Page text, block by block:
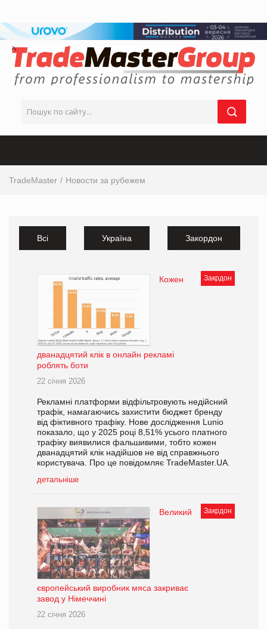
TradeMaster Новости за рубежем
Всі Україна Закордон
Закрдон
Кожен
дванадцятий клік в онлайн рекламі
роблять боти
22 січня 2026
Рекламні платформи відфільтровують недійсний
трафік, намагаючись захистити бюджет бренду
від фіктивного трафіку. Нове дослідження Lunio
показало, що у 2025 році 8,51% усього платного
трафіку виявилися фальшивими, тобто кожен
дванадцятий клік надійшов не від справжнього
користувача. Про це повідомляє TradeMaster.UA.
детальніше
Закрдон
Великий
європейський виробник мяса закриває
завод у Німеччині
22 січня 2026